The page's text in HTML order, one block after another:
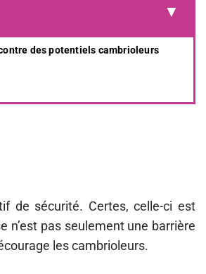
des potentiels cambrioleurs
de sécurité. Certes, celle-ci est
n’est pas seulement une barrière
les cambrioleurs.